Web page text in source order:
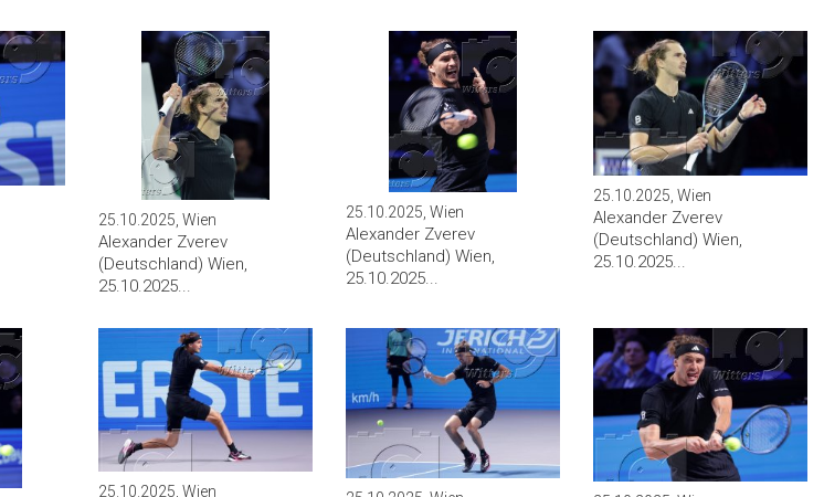
25.10.2025, Wien
Alexander Zverev
(Deutschland) Wien,
25.10.2025...
25.10.2025, Wien
Alexander Zverev
(Deutschland) Wien,
25.10.2025...
25.10.2025, Wien
Alexander Zverev
(Deutschland) Wien,
25.10.2025...
25.10.2025, Wien